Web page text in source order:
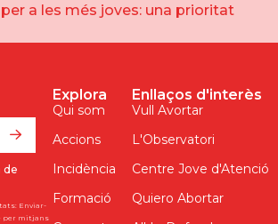
a les més joves: una prioritat
de
Enviar-
per mitjans
Explora
Qui som
Accions
Incidència
Formació
Enllaços d'interès
Vull Avortar
L'Observatori
Centre Jove d'Atenció
Quiero Abortar